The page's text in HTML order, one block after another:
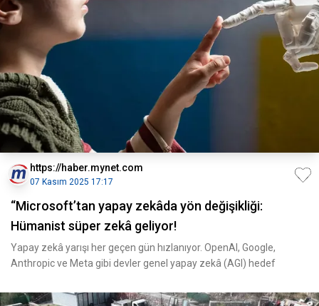
https://haber.mynet.com
07 Kasım 2025 17:17
“Microsoft’tan yapay zekâda yön değişikliği:
Hümanist süper zekâ geliyor!
Yapay zekâ yarışı her geçen gün hızlanıyor. OpenAI, Google,
Anthropic ve Meta gibi devler genel yapay zekâ (AGI) hedef